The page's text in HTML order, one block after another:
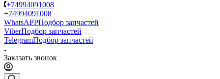
+74994091008
+74994091008
WhatsAPPПодбор запчастей
ViberПодбор запчастей
TelegramПодбор запчастей
Заказать звонок